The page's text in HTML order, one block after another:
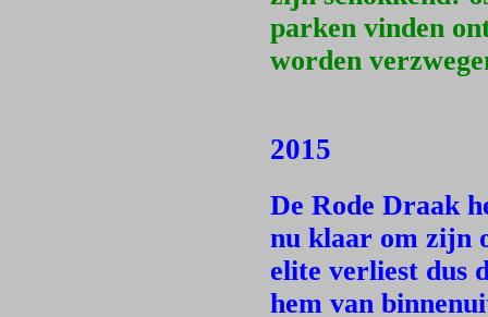
parken vinden
worden
2015
De Rode Draak
nu klaar om zijn
elite verliest dus
hem van